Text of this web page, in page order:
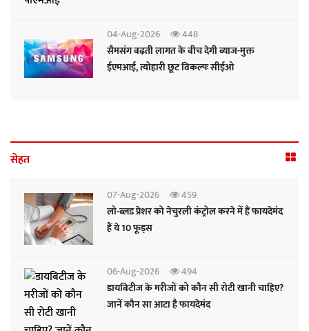
04-Aug-2026
448
सैमसंग बढ़ती लागत के बीच देगी ब्याज-मुक्त
ईएमआई, त्योहारी छूट विकल्पः सीईओ
सेहत
07-Aug-2026
459
लो-ब्लड प्रेशर को नेचुरली कंट्रोल करने में हैं फायदेमंद
हैं ये 10 फूड्स
06-Aug-2026
494
डायबिटीज के मरीजों को कौन सी रोटी खानी चाहिए?
जानें कौन सा आटा है फायदेमंद